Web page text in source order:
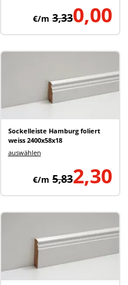
0,00
€/m 3,33
Sockelleiste Hamburg foliert
weiss 2400x58x18
auswählen
2,30
€/m 5,83